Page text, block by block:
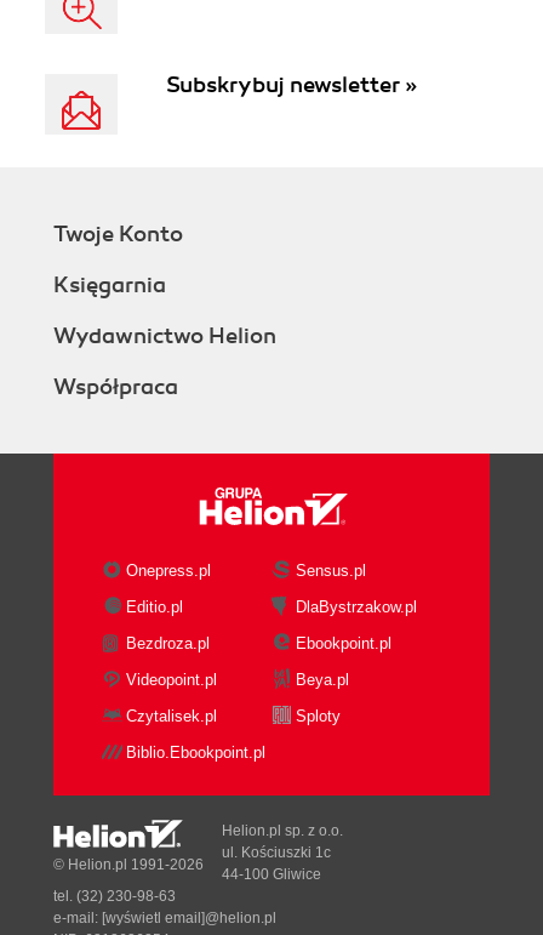
Subskrybuj newsletter »
Twoje Konto
Księgarnia
Wydawnictwo Helion
Współpraca
Onepress.pl
Sensus.pl
Editio.pl
DlaBystrzakow.pl
Bezdroza.pl
Ebookpoint.pl
Videopoint.pl
Beya.pl
Czytalisek.pl
Sploty
Biblio.Ebookpoint.pl
© Helion.pl 1991-2026
Helion.pl sp. z o.o.
ul. Kościuszki 1c
44-100 Gliwice
tel. (32) 230-98-63
e-mail: [wyświetl email]@helion.pl